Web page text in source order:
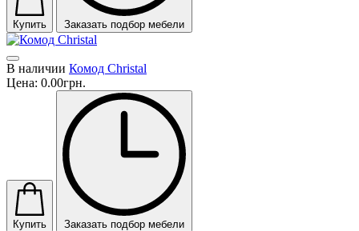
Купить Заказать подбор мебели
В наличии Комод Christal
Цена: 0.00грн.
Купить Заказать подбор мебели